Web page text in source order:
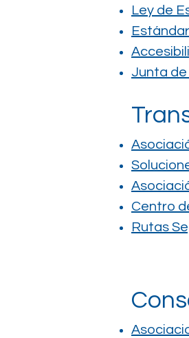
Ley de
Junta
Centro
Rutas